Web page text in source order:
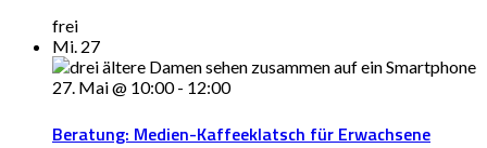
frei
Mi. 27
27. Mai @ 10:00- 12:00
Beratung: Medien-Kaffeeklatsch für Erwachsene